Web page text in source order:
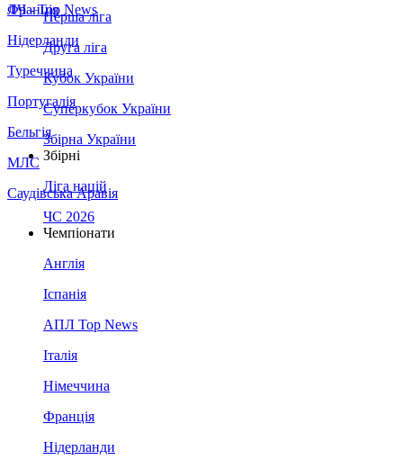
Франція
Нідерланди
Туреччина
Португалія
Бельгія
МЛС
Саудівська Аравія
ЛЧ - Top News
Перша ліга
Друга ліга
Кубок України
Суперкубок України
Збірна України
Збірні
Ліга націй
ЧС 2026
Чемпіонати
Англія
Іспанія
АПЛ Top News
Італія
Німеччина
Франція
Нідерланди